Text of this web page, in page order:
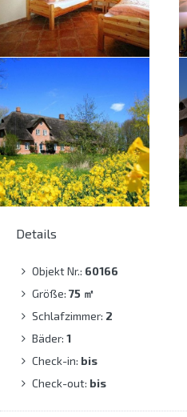
Details
Objekt Nr.: 60166
Größe: 75 ㎡
Schlafzimmer: 2
Bäder: 1
Check-in: bis
Check-out: bis